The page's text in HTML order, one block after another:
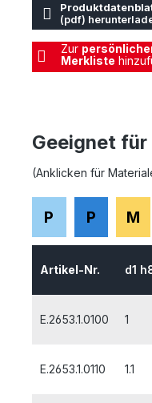
(pdf)
Zur
Merkliste
Geeignet
(Anklicken für
P P M
Artikel-Nr. d1
E.2653.1.0100 1
E.2653.1.0110 1.1